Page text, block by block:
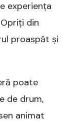
experiența
din
proaspăt și
poate
de drum,
animat